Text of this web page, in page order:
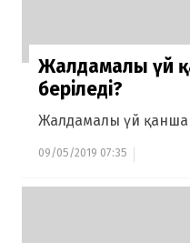
Жалдамалы үй
беріледі?
Жалдамалы үй қанша
09/05/2019 07:35